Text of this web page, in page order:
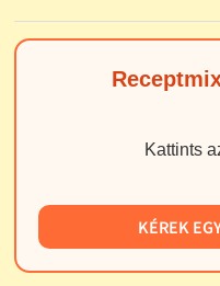
Kattints
KÉREK